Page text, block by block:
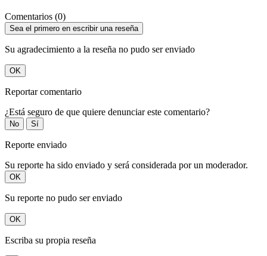
Comentarios (0)
Sea el primero en escribir una reseña
Su agradecimiento a la reseña no pudo ser enviado
OK
Reportar comentario
¿Está seguro de que quiere denunciar este comentario?
No Sí
Reporte enviado
Su reporte ha sido enviado y será considerada por un moderador.
OK
Su reporte no pudo ser enviado
OK
Escriba su propia reseña